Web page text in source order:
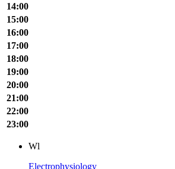
14:00
15:00
16:00
17:00
18:00
19:00
20:00
21:00
22:00
23:00
Wl
Electrophysiology